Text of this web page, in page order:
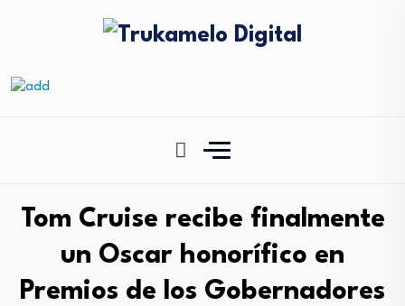
Tom Cruise recibe finalmente
un Oscar honorífico en
Premios de los Gobernadores